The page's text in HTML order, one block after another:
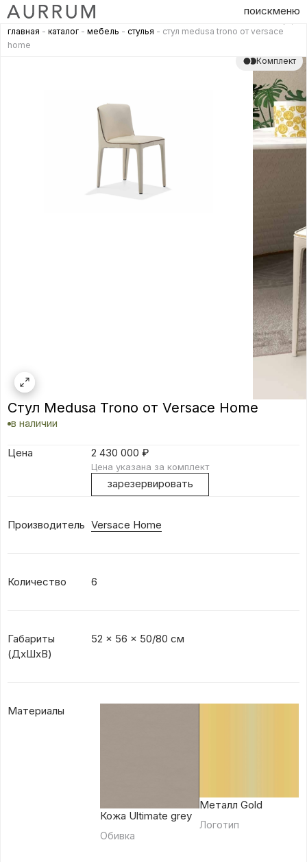
поискменю
главная - каталог - мебель - стулья - стул medusa trono от versace
home
Комплект
Стул Medusa Trono от Versace Home
в наличии
Цена 2 430 000 ₽
Цена указана за комплект
зарезервировать
Производитель Versace Home
Количество 6
Габариты
(ДхШхВ)
52 x 56 x 50/80 см
Материалы
Кожа Ultimate grey
Обивка
Металл Gold
Логотип